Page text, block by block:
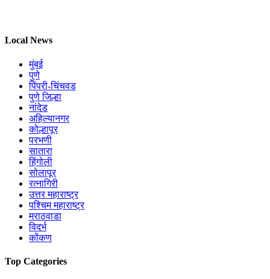
Local News
मुंबई
पुणे
पिंपरी-चिंचवड
पुणे जिल्हा
नांदेड
अहिल्यानगर
कोल्हापूर
परभणी
सातारा
हिंगोली
सोलापूर
रत्नागिरी
उत्तर महाराष्ट्र
पश्चिम महाराष्ट्र
मराठवाडा
विदर्भ
कोंकण
Top Categories